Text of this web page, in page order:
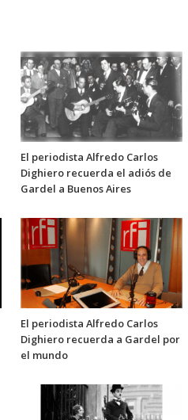
El periodista Alfredo Carlos
Dighiero recuerda el adiós de
Gardel a Buenos Aires
El periodista Alfredo Carlos
Dighiero recuerda a Gardel por
el mundo